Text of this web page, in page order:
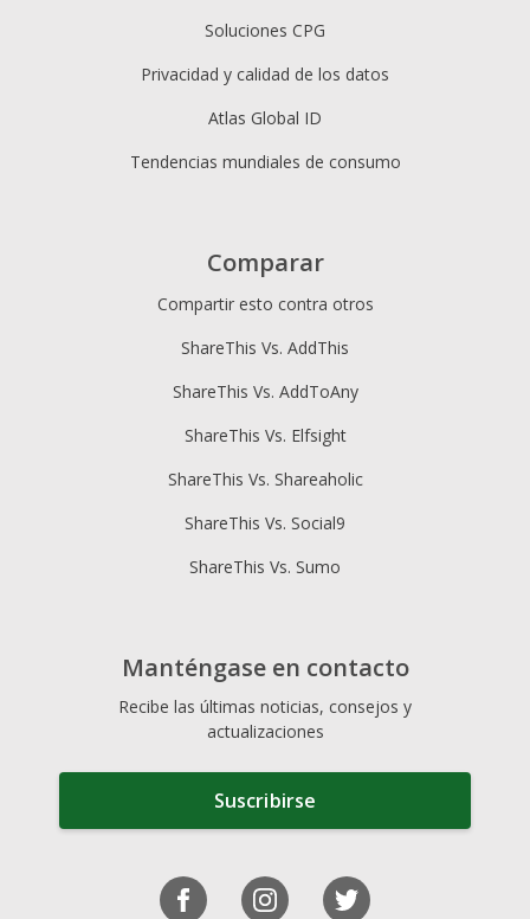
Soluciones CPG
Privacidad y calidad de los datos
Atlas Global ID
Tendencias mundiales de consumo
Comparar
Compartir esto contra otros
ShareThis Vs. AddThis
ShareThis Vs. AddToAny
ShareThis Vs. Elfsight
ShareThis Vs. Shareaholic
ShareThis Vs. Social9
ShareThis Vs. Sumo
Manténgase en contacto
Recibe las últimas noticias, consejos y
actualizaciones
Suscribirse